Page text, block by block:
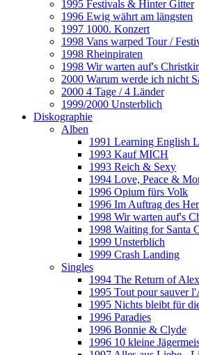
1995 Festivals & Hinter Gitter
1996 Ewig währt am längsten
1997 1000. Konzert
1998 Vans warped Tour /
1998 Rheinpiraten
1998 Wir warten auf's
2000 Warum werde ich nicht
2000 4 Tage / 4 Länder
1999/2000 Unsterblich
Diskographie
Alben
1991 Learning English
1993 Kauf MICH
1993 Reich & Sexy
1994 Love, Peace &
1996 Opium fürs Volk
1996 Im Auftrag des
1998 Wir warten auf's
1998 Waiting for Santa
1999 Unsterblich
1999 Crash Landing
Singles
1994 The Return of Alex
1995 Tout pour sauver
1995 Nichts bleibt für
1996 Paradies
1996 Bonnie & Clyde
1996 10 kleine